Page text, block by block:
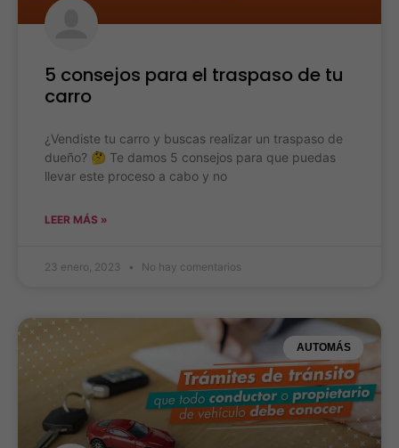
5 consejos para el traspaso de tu
carro
¿Vendiste tu carro y buscas realizar un traspaso de
dueño? 🤔 Te damos 5 consejos para que puedas
llevar este proceso a cabo y no
LEER MÁS »
23 enero, 2023 No hay comentarios
AUTOMÁS